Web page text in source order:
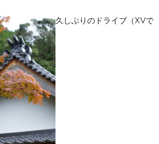
久しぶりのドライブ（XVで